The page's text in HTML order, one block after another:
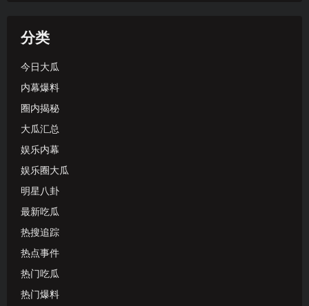
分类
今日大瓜
内幕爆料
圈内揭秘
大瓜汇总
娱乐内幕
娱乐圈大瓜
明星八卦
最新吃瓜
热搜追踪
热点事件
热门吃瓜
热门爆料